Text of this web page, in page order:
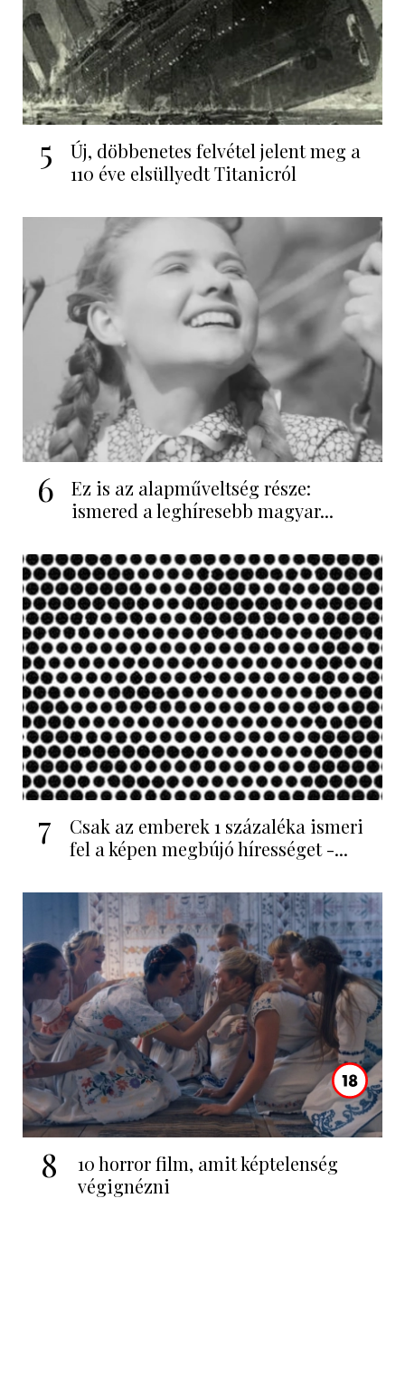
5
Új, döbbenetes felvétel jelent meg a
110 éve elsüllyedt Titanicról
6
Ez is az alapműveltség része:
ismered a leghíresebb magyar...
7
Csak az emberek 1 százaléka ismeri
fel a képen megbújó hírességet -...
8
10 horror film, amit képtelenség
végignézni